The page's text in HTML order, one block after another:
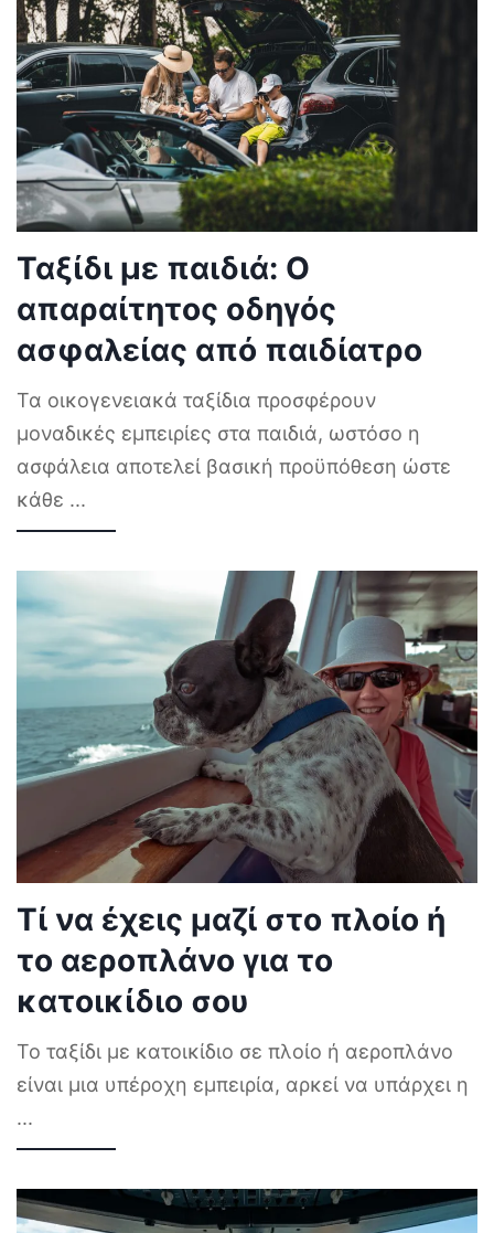
Ταξίδι με παιδιά: Ο
απαραίτητος οδηγός
ασφαλείας από παιδίατρο
Τα οικογενειακά ταξίδια προσφέρουν
μοναδικές εμπειρίες στα παιδιά, ωστόσο η
ασφάλεια αποτελεί βασική προϋπόθεση ώστε
κάθε ...
Τί να έχεις μαζί στο πλοίο ή
το αεροπλάνο για το
κατοικίδιο σου
Το ταξίδι με κατοικίδιο σε πλοίο ή αεροπλάνο
είναι μια υπέροχη εμπειρία, αρκεί να υπάρχει η
...